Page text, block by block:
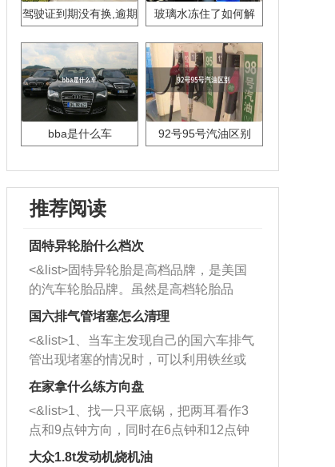
驾驶证到期没有换,逾期
玻璃水冻住了如何解
bba是什么车 92号95号汽油区别
推荐阅读
固特异轮胎什么档次
<&list>固特异轮胎是高档品牌，是美国
的汽车轮胎品牌。虽然是高档轮胎品
牌，但是中高低端的轮胎都有生产，这
也是为了更好的开拓市场。
国六排气管堵塞怎么清理
<&list>1、当车主发现自己的国六车排气
管出现堵塞的情况时，可以利用铁丝或
者是细棍，直接将杂物给取出来，如果
堵塞情况比较严重，也可以采取应急措
施。 <&list>2、直接利用木棍将所有的
杂物推到排气管里面的位置处，然后将
三元催化器拆解开，就可以将堵塞的东
在家拿什么练方向盘
<&list>1、找一只平底锅，把两耳看作3
点和9点钟方向，同时在6点钟和12点钟
方向做一个标记。 <&list>2、双手握住
大众1.8t发动机烧机油